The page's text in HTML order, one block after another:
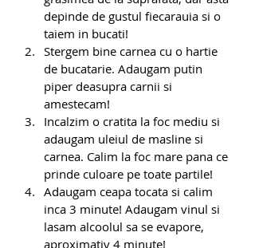
depinde de gustul fiecarauia si o
taiem in bucati!
Stergem bine carnea cu o hartie
de bucatarie. Adaugam putin
piper deasupra carnii si
amestecam!
Incalzim o cratita la foc mediu si
adaugam uleiul de masline si
carnea. Calim la foc mare pana ce
prinde culoare pe toate partile!
Adaugam ceapa tocata si calim
inca 3 minute! Adaugam vinul si
lasam alcoolul sa se evapore,
aproximativ 4 minute!